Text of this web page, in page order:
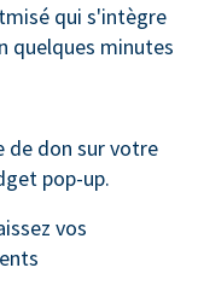
qui s'intègre
quelques minutes
de don sur votre
pop-up.
vos